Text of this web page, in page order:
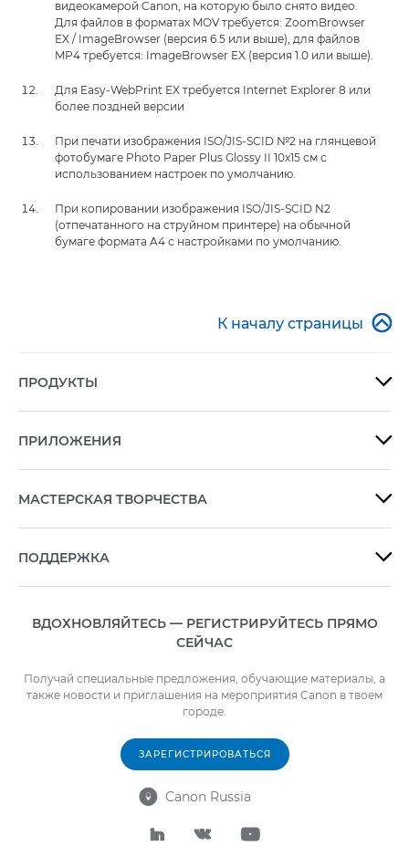
видеокамерой Canon, на которую было снято видео.
Для файлов в форматах MOV требуется: ZoomBrowser
EX / ImageBrowser (версия 6.5 или выше), для файлов
MP4 требуется: ImageBrowser EX (версия 1.0 или выше).
Для Easy-WebPrint EX требуется Internet Explorer 8 или
более поздней версии
При печати изображения ISO/JIS-SCID №2 на глянцевой
фотобумаге Photo Paper Plus Glossy II 10x15 см с
использованием настроек по умолчанию.
При копировании изображения ISO/JIS-SCID N2
(отпечатанного на струйном принтере) на обычной
бумаге формата A4 с настройками по умолчанию.
К началу страницы 
ПРОДУКТЫ 
ПРИЛОЖЕНИЯ 
МАСТЕРСКАЯ ТВОРЧЕСТВА 
ПОДДЕРЖКА 
ВДОХНОВЛЯЙТЕСЬ — РЕГИСТРИРУЙТЕСЬ ПРЯМО
СЕЙЧАС
Получай специальные предложения, обучающие материалы, а
также новости и приглашения на мероприятия Canon в твоем
городе.
ЗАРЕГИСТРИРОВАТЬСЯ
 Canon Russia
  